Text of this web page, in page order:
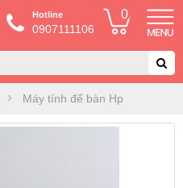
Hotline
0907111106
0
Máy tính để bàn Hp